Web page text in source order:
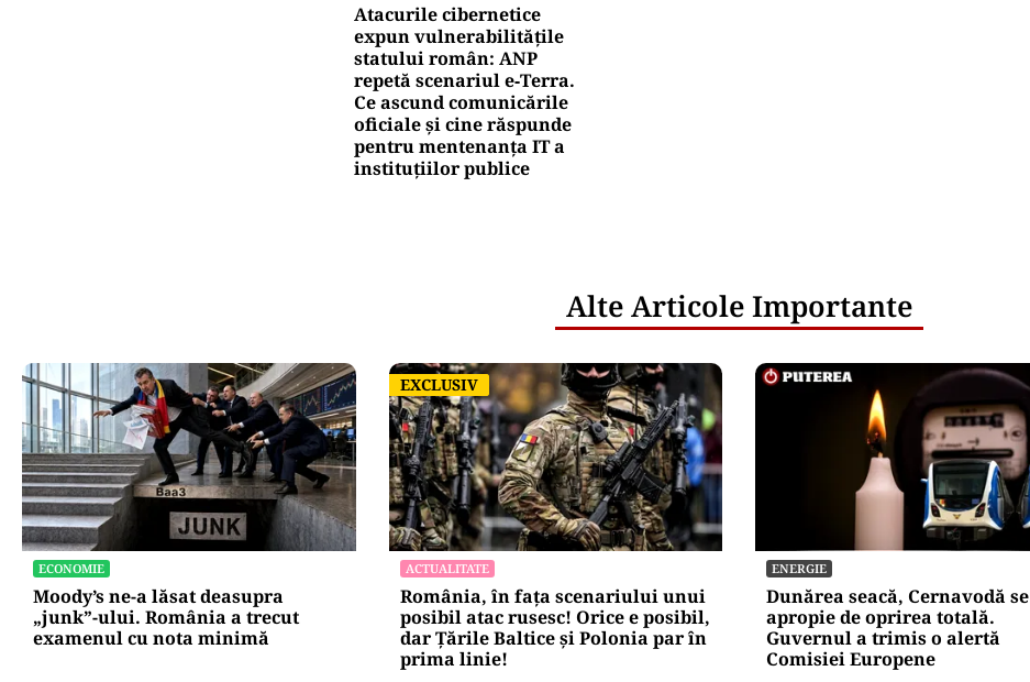
Atacurile cibernetice
expun vulnerabilitățile
statului român: ANP
repetă scenariul e‑Terra.
Ce ascund comunicările
oficiale și cine răspunde
pentru mentenanța IT a
instituțiilor publice
Alte Articole Importante
ECONOMIE
Moody’s ne-a lăsat deasupra
„junk”-ului. România a trecut
examenul cu nota minimă
EXCLUSIV
EXCLUSIV
ACTUALITATE
România, în fața scenariului unui
posibil atac rusesc! Orice e posibil,
dar Țările Baltice și Polonia par în
prima linie!
ENERGIE
Dunărea seacă, Cernavodă se
apropie de oprirea totală.
Guvernul a trimis o alertă
Comisiei Europene